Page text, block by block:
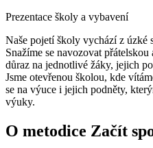
Prezentace školy a vybavení
Naše pojetí školy vychází z úzké
Snažíme se navozovat
důraz na jednotlivé žáky, jejich
Jsme otevřenou školou, kde
se na výuce i jejich podněty,
výuky.
O metodice Začít